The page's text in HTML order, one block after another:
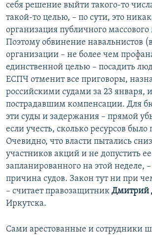
себя решение выйти такого-то
такой-то целью, – по сути, это
организация публичного
Поэтому обвинение навальнистов
организации – не более чем
единственной целью – посадить
ЕСПЧ отменит все приговоры,
российскими судами за 23 января,
пострадавшим компенсации. Для
эти суды и задержания – прямой
если учесть, сколько ресурсов было
Очевидно, что власти пытались
участников акций и не допустить
запланированного на этой неделе,
причина судов. Закон тут ни при
– считает правозащитник Дмитрий
Иркутска.
Сами арестованные и сотрудники